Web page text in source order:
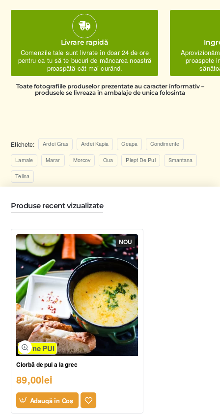
Livrare rapidă
Comenzile tale sunt livrate în doar 24 de ore
pentru ca tu să te bucuri de mâncarea noastră
proaspătă cât mai curând.
proaspete
Toate fotografiile produselor prezentate au caracter informativ –
produsele se livreaza in ambalaje de unica folosinta
Etichete: Ardei Gras Ardei Kapia Ceapa Condimente
Lamaie Marar Morcov Oua Piept De Pui Smantana
Telina
Produse recent vizualizate
NOU
Carne PUI
Ciorbă de pui a la grec
89,00lei
Adaugă în Coş